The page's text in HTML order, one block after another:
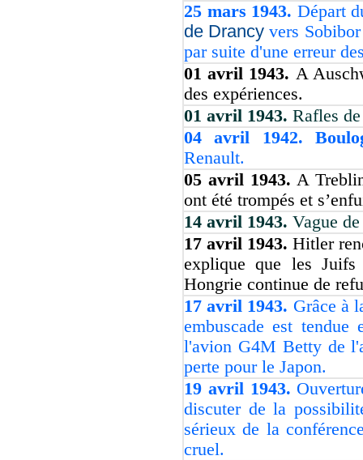
25 mars 1943. Départ
de Drancy vers
par suite d'une erreur
01 avril 1943. A
des expériences.
01 avril 1943. Rafles
04 avril 1942.
Renault.
05 avril 1943.A
ont été trompés et
14 avril 1943. Vague
17 avril 1943.Hitler
explique que les
Hongrie continue de
17 avril 1943. Grâce à
embuscade est
l'avion G4M Betty de
perte pour le Japon.
19 avril 1943.
discuter de la
sérieux de la
cruel.